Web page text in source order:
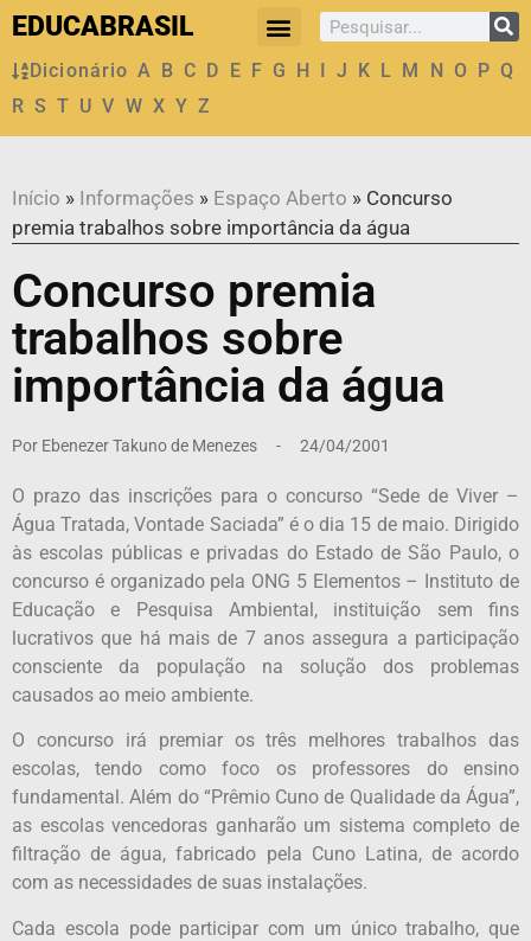
EDUCABRASIL
Dicionário A B C D E F G H I J K L M N O P Q
R S T U V W X Y Z
Início » Informações » Espaço Aberto » Concurso
premia trabalhos sobre importância da água
Concurso premia
trabalhos sobre
importância da água
Por Ebenezer Takuno de Menezes - 24/04/2001
O prazo das inscrições para o concurso “Sede de Viver –
Água Tratada, Vontade Saciada” é o dia 15 de maio. Dirigido
às escolas públicas e privadas do Estado de São Paulo, o
concurso é organizado pela ONG 5 Elementos – Instituto de
Educação e Pesquisa Ambiental, instituição sem fins
lucrativos que há mais de 7 anos assegura a participação
consciente da população na solução dos problemas
causados ao meio ambiente.
O concurso irá premiar os três melhores trabalhos das
escolas, tendo como foco os professores do ensino
fundamental. Além do “Prêmio Cuno de Qualidade da Água”,
as escolas vencedoras ganharão um sistema completo de
filtração de água, fabricado pela Cuno Latina, de acordo
com as necessidades de suas instalações.
Cada escola pode participar com um único trabalho, que